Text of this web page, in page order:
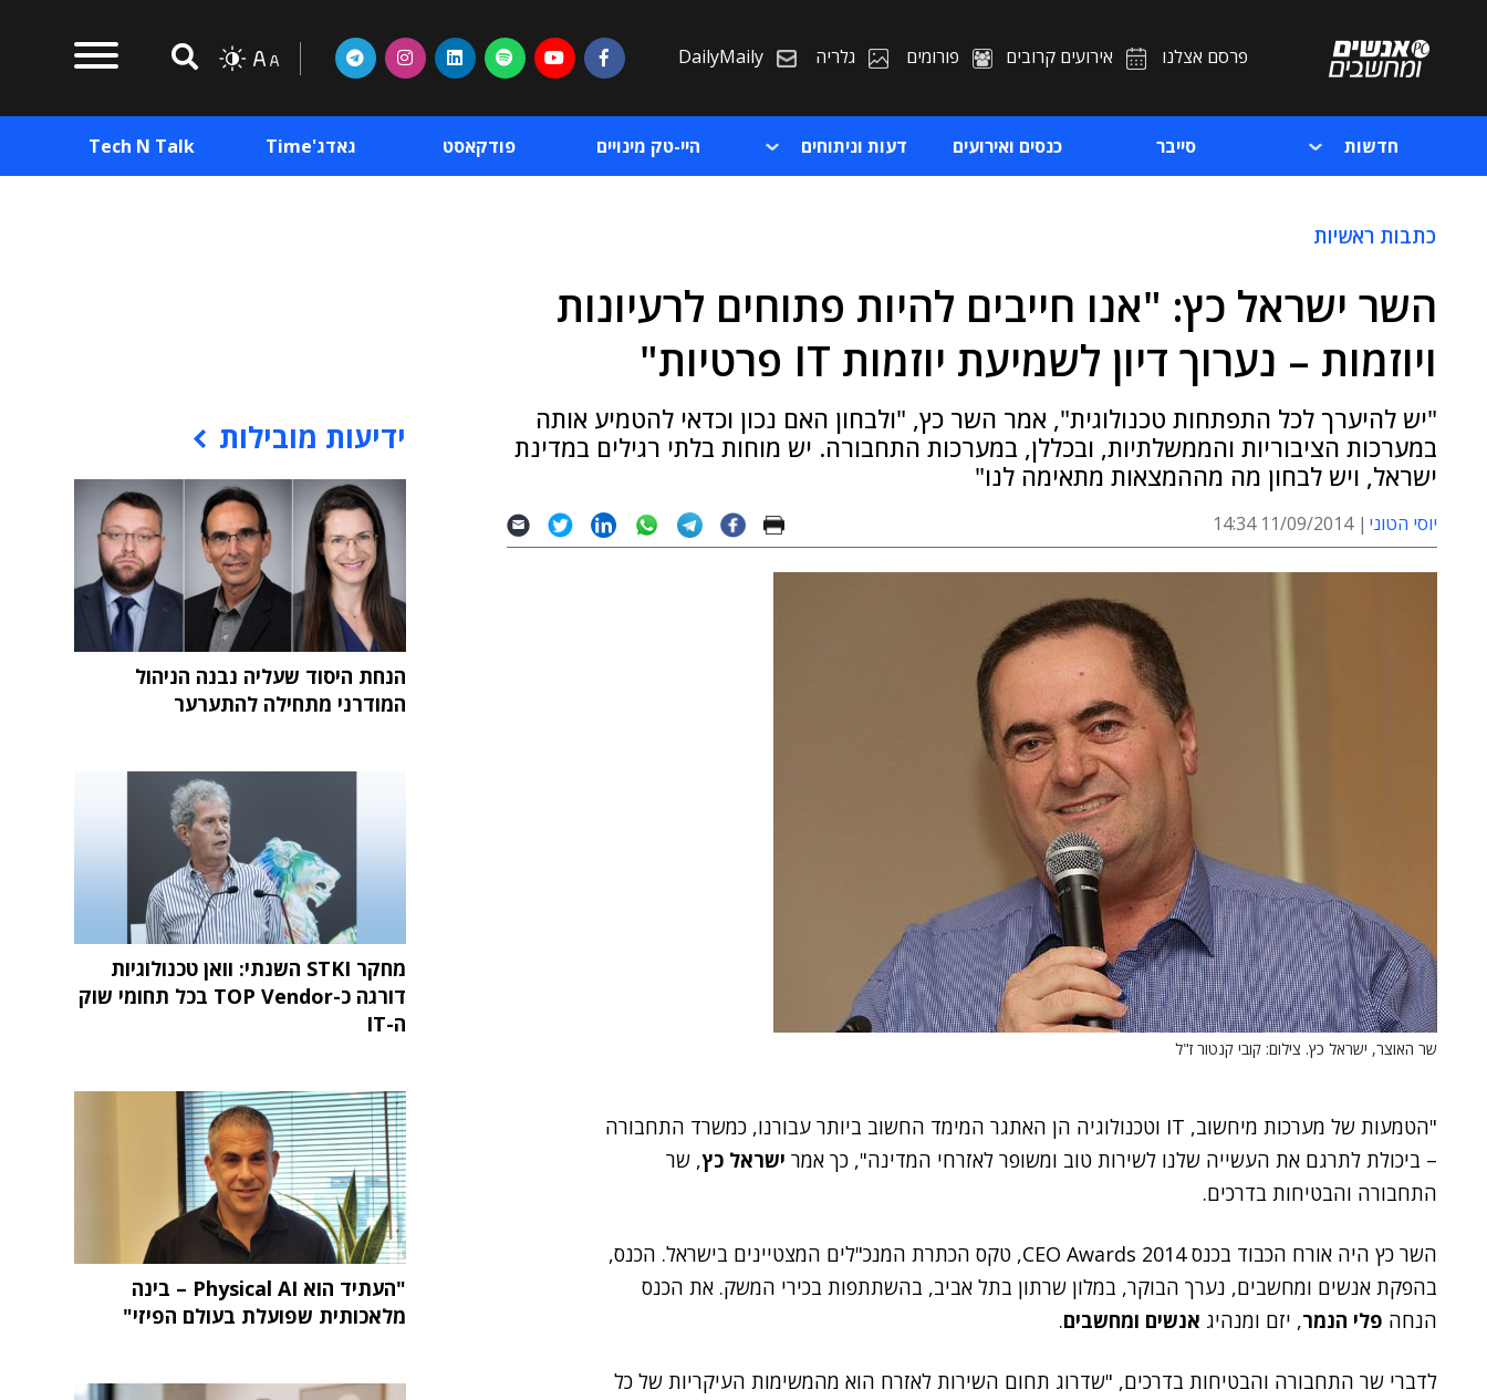
פרסם אצלנו אירועים קרובים פורומים גלריה DailyMaily
חדשות סייבר כנסים ואירועים דעות וניתוחים היי-טק מינויים פודקאסט גאדג'Time Tech N Talk
כתבות ראשיות
השר ישראל כץ: "אנו חייבים להיות פתוחים לרעיונות
ויוזמות – נערוך דיון לשמיעת יוזמות IT פרטיות"
"יש להיערך לכל התפתחות טכנולוגית", אמר השר כץ, "ולבחון האם נכון וכדאי להטמיע אותה
במערכות הציבוריות והממשלתיות, ובכללן, במערכות התחבורה. יש מוחות בלתי רגילים במדינת
ישראל, ויש לבחון מה מההמצאות מתאימה לנו"
יוסי הטוני 11/09/2014 14:34
שר האוצר, ישראל כץ. צילום: קובי קנטור ז"ל
"הטמעות של מערכות מיחשוב, IT וטכנולוגיה הן האתגר המימד החשוב ביותר עבורנו, כמשרד התחבורה
– ביכולת לתרגם את העשייה שלנו לשירות טוב ומשופר לאזרחי המדינה", כך אמר ישראל כץ, שר
התחבורה והבטיחות בדרכים.
השר כץ היה אורח הכבוד בכנס CEO Awards 2014, טקס הכתרת המנכ"לים המצטיינים בישראל. הכנס,
בהפקת אנשים ומחשבים, נערך הבוקר, במלון שרתון בתל אביב, בהשתתפות בכירי המשק. את הכנס
הנחה פלי הנמר, יזם ומנהיג אנשים ומחשבים.
לדברי שר התחבורה והבטיחות בדרכים, "שדרוג תחום השירות לאזרח הוא מהמשימות העיקריות של כל
ידיעות מובילות
הנחת היסוד שעליה נבנה הניהול
המודרני מתחילה להתערער
מחקר STKI השנתי: וואן טכנולוגיות
דורגה כ-TOP Vendor בכל תחומי שוק
ה-IT
"העתיד הוא Physical AI – בינה
מלאכותית שפועלת בעולם הפיזי"